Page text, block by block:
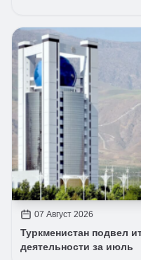
07 Август 2026
Туркменистан подвел
деятельности за июль